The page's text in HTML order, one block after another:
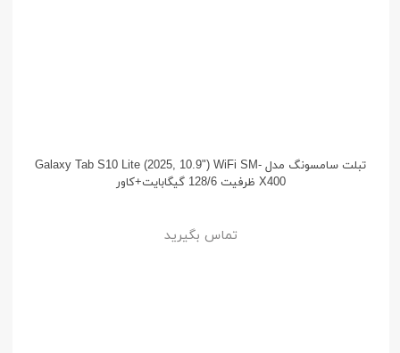
تبلت سامسونگ مدل Galaxy Tab S10 Lite (2025, 10.9") WiFi SM-
X400 ظرفیت 128/6 گیگابایت+کاور
تماس بگیرید